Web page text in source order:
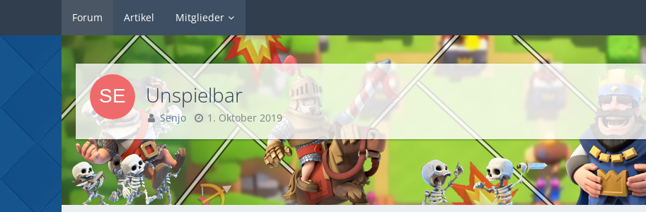
Forum Artikel Mitglieder
Unspielbar
Senjo 1. Oktober 2019